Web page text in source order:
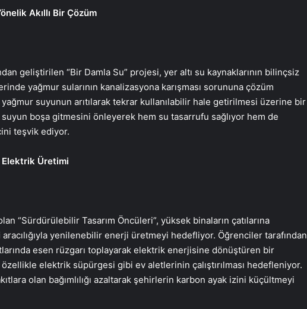
Akıllı Bir Çözüm
geliştirilen “Bir Damla Su” projesi, yer altı su kaynaklarının bilinçsiz
yağmur sularının kanalizasyona karışması sorununa çözüm
suyunun arıtılarak tekrar kullanılabilir hale getirilmesi üzerine bir
boşa gitmesini önleyerek hem su tasarrufu sağlıyor hem de
teşvik ediyor.
Elektrik Üretimi
“Sürdürülebilir Tasarım Öncüleri”, yüksek binaların çatılarına
yenilenebilir enerji üretmeyi hedefliyor. Öğrenciler tarafından
esen rüzgarı toplayarak elektrik enerjisine dönüştüren bir
elektrik süpürgesi gibi ev aletlerinin çalıştırılması hedefleniyor.
olan bağımlılığı azaltarak şehirlerin karbon ayak izini küçültmeyi